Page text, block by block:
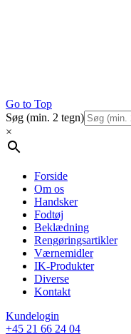
Go to Top
Søg (min. 2 tegn)
×
Forside
Om os
Handsker
Fodtøj
Beklædning
Rengøringsartikler
Værnemidler
IK-Produkter
Diverse
Kontakt
Kundelogin
+45 21 66 24 04